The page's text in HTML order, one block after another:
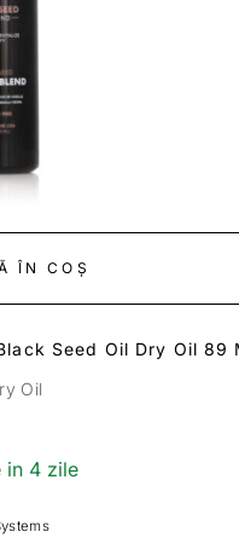
ÎN COȘ
Seed Oil Dry Oil 89
Oil
in 4 zile